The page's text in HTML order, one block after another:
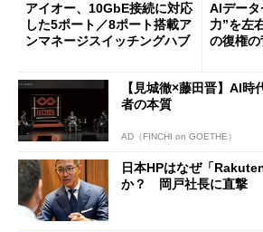
アイオー、10GbE接続に対応
した5ポート／8ポート搭載ア
ンマネージスイッチングハブ
AIデータ
力”を左
の復権の
【見城徹×藤田晋】AI
者の本質
AD（FINCHI on GOETHE）
日本HPはなぜ「
か？ 岡戸社長に直撃